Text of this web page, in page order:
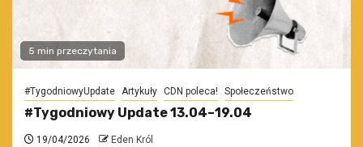
5 min przeczytania
#TygodniowyUpdate Artykuły CDN poleca! Społeczeństwo
#Tygodniowy Update 13.04–19.04
19/04/2026 Eden Król